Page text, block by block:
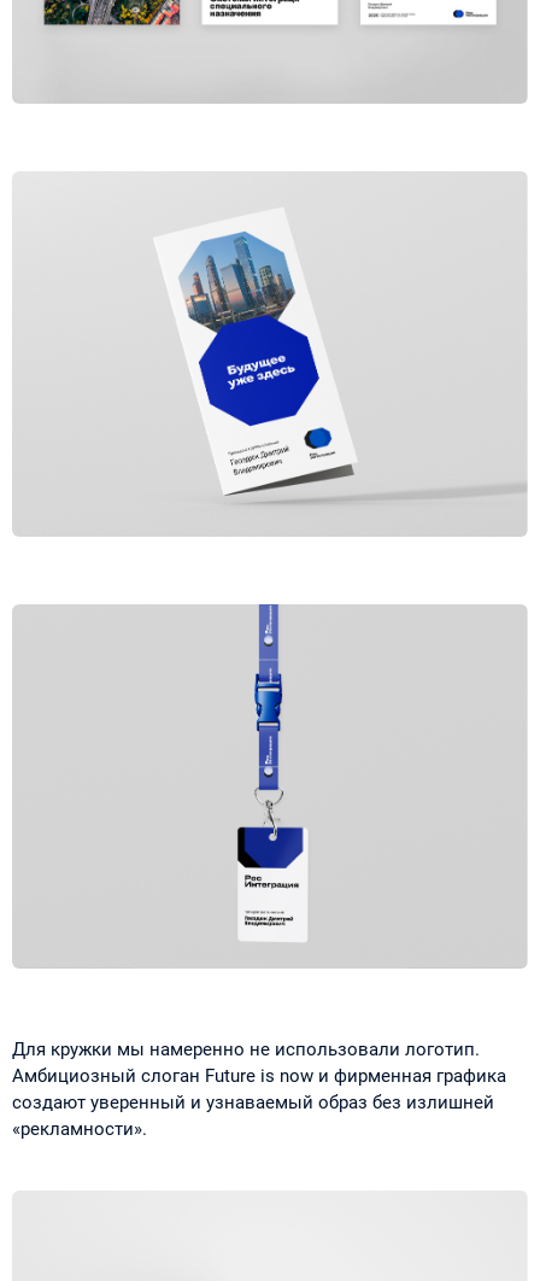
Для кружки мы намеренно не использовали логотип.
Амбициозный слоган Future is now и фирменная графика
создают уверенный и узнаваемый образ без излишней
«рекламности».